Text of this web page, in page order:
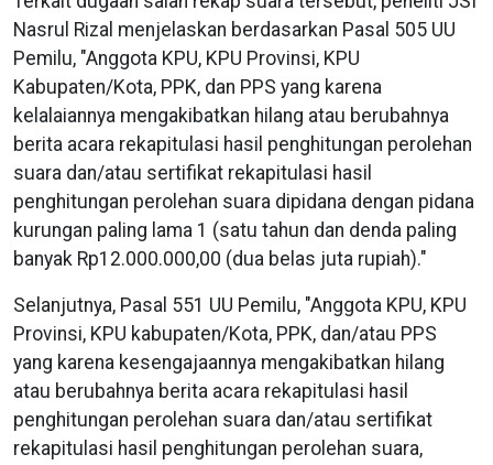
Nasrul Rizal menjelaskan berdasarkan Pasal 505 UU
Pemilu, "Anggota KPU, KPU Provinsi, KPU
Kabupaten/Kota, PPK, dan PPS yang karena
kelalaiannya mengakibatkan hilang atau berubahnya
berita acara rekapitulasi hasil penghitungan perolehan
suara dan/atau sertifikat rekapitulasi hasil
penghitungan perolehan suara dipidana dengan pidana
kurungan paling lama 1 (satu tahun dan denda paling
banyak Rp12.000.000,00 (dua belas juta rupiah)."
Selanjutnya, Pasal 551 UU Pemilu, "Anggota KPU, KPU
Provinsi, KPU kabupaten/Kota, PPK, dan/atau PPS
yang karena kesengajaannya mengakibatkan hilang
atau berubahnya berita acara rekapitulasi hasil
penghitungan perolehan suara dan/atau sertifikat
rekapitulasi hasil penghitungan perolehan suara,